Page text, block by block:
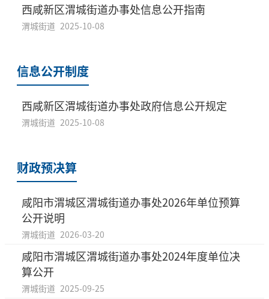
西咸新区渭城街道办事处信息公开指南
渭城街道 2025-10-08
信息公开制度
西咸新区渭城街道办事处政府信息公开规定
渭城街道 2025-10-08
财政预决算
咸阳市渭城区渭城街道办事处2026年单位预算
公开说明
渭城街道 2026-03-20
咸阳市渭城区渭城街道办事处2024年度单位决
算公开
渭城街道 2025-09-25